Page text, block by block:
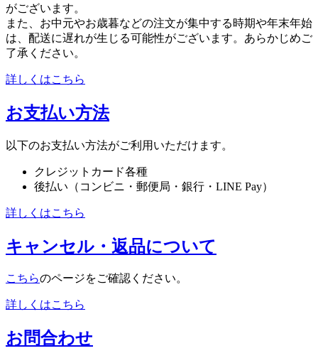
がございます。
また、お中元やお歳暮などの注文が集中する時期や年末年始
は、配送に遅れが生じる可能性がございます。あらかじめご
了承ください。
詳しくはこちら
お支払い方法
以下のお支払い方法がご利用いただけます。
クレジットカード各種
後払い（コンビニ・郵便局・銀行・LINE Pay）
詳しくはこちら
キャンセル・返品について
こちらのページをご確認ください。
詳しくはこちら
お問合わせ